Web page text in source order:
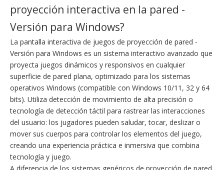
proyección interactiva en la pared -
Versión para Windows?
La pantalla interactiva de juegos de proyección de pared -
Versión para Windows es un sistema interactivo avanzado que
proyecta juegos dinámicos y responsivos en cualquier
superficie de pared plana, optimizado para los sistemas
operativos Windows (compatible con Windows 10/11, 32 y 64
bits). Utiliza detección de movimiento de alta precisión o
tecnología de detección táctil para rastrear las interacciones
del usuario: los jugadores pueden saludar, tocar, deslizar o
mover sus cuerpos para controlar los elementos del juego,
creando una experiencia práctica e inmersiva que combina
tecnología y juego.